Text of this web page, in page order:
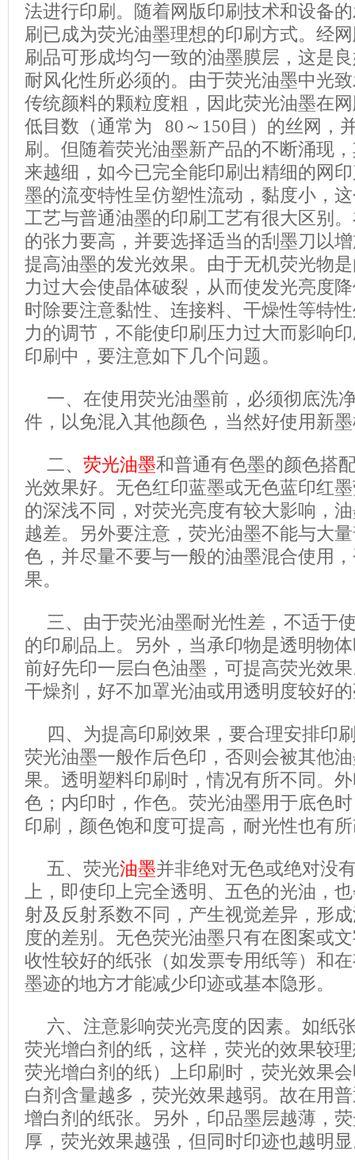
法进行印刷。随着网版印刷技术和设备
刷已成为荧光油墨理想的印刷方式。经
刷品可形成均匀一致的油墨膜层，这是
耐风化性所必须的。由于荧光油墨中光
传统颜料的颗粒度粗，因此荧光油墨在
低目数（通常为 80～150目）的丝网，
刷。但随着荧光油墨新产品的不断涌现
来越细，如今已完全能印刷出精细的网
墨的流变特性呈仿塑性流动，黏度小，
工艺与普通油墨的印刷工艺有很大区别
的张力要高，并要选择适当的刮墨刀以
提高油墨的发光效果。由于无机荧光物
力过大会使晶体破裂，从而使发光亮度
时除要注意黏性、连接料、干燥性等特
力的调节，不能使印刷压力过大而影响
印刷中，要注意如下几个问题。
一、在使用荧光油墨前，必须彻底洗
件，以免混入其他颜色，当然好使用新
二、 荧光油墨和普通有色墨的颜色搭
光效果好。无色红印蓝墨或无色蓝印红
的深浅不同，对荧光亮度有较大影响，
越差。另外要注意，荧光油墨不能与大
色，并尽量不要与一般的油墨混合使用
果。
三、由于荧光油墨耐光性差，不适于
的印刷品上。另外，当承印物是透明物
前好先印一层白色油墨，可提高荧光效
干燥剂，好不加罩光油或用透明度较好
四、为提高印刷效果，要合理安排印
荧光油墨一般作后色印，否则会被其他
果。透明塑料印刷时，情况有所不同。
色；内印时，作色。荧光油墨用于底色
印刷，颜色饱和度可提高，耐光性也有
五、荧光油墨并非绝对无色或绝对没
上，即使印上完全透明、五色的光油，
射及反射系数不同，产生视觉差异，形
度的差别。无色荧光油墨只有在图案或
收性较好的纸张（如发票专用纸等）和
墨迹的地方才能减少印迹或基本隐形。
六、注意影响荧光亮度的因素。如纸
荧光增白剂的纸，这样，荧光的效果较
荧光增白剂的纸）上印刷时，荧光效果
白剂含量越多，荧光效果越弱。故在用
增白剂的纸张。另外，印品墨层越薄，
厚，荧光效果越强，但同时印迹也越明